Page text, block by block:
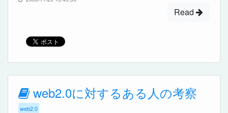
Read
web2.0に対するある人の考察
web2.0